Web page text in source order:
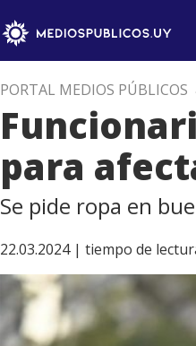
PORTAL MEDIOS PÚBLICOS
para
Se pide ropa en
22.03.2024 | tiempo de